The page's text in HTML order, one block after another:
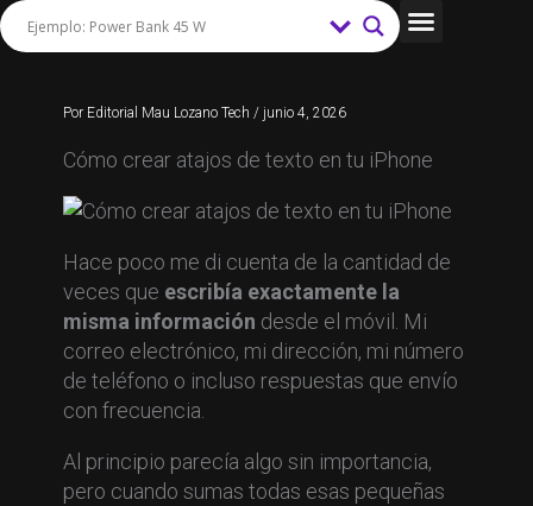
Ir
al
Por Editorial Mau Lozano Tech / junio 4, 2026
Cómo crear atajos de texto en tu iPhone
Hace poco me di cuenta de la cantidad de
veces que escribía exactamente la
misma información desde el móvil. Mi
correo electrónico, mi dirección, mi número
de teléfono o incluso respuestas que envío
con frecuencia.
Al principio parecía algo sin importancia,
pero cuando sumas todas esas pequeñas